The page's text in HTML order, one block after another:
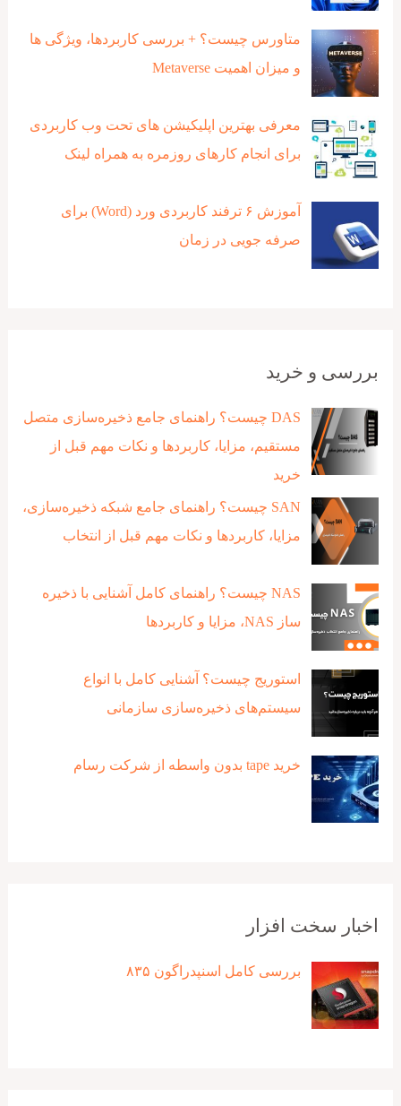
متاورس چیست؟ + بررسی کاربردها، ویژگی ها
و میزان اهمیت Metaverse
معرفی بهترین اپلیکیشن های تحت وب کاربردی
برای انجام کارهای روزمره به همراه لینک
آموزش ۶ ترفند کاربردی ورد (Word) برای
صرفه جویی در زمان
بررسی و خرید
DAS چیست؟ راهنمای جامع ذخیره‌سازی متصل
مستقیم، مزایا، کاربردها و نکات مهم قبل از
خرید
SAN چیست؟ راهنمای جامع شبکه ذخیره‌سازی،
مزایا، کاربردها و نکات مهم قبل از انتخاب
NAS چیست؟ راهنمای کامل آشنایی با ذخیره‌
ساز NAS، مزایا و کاربردها
استوریج چیست؟ آشنایی کامل با انواع
سیستم‌های ذخیره‌سازی سازمانی
خرید tape بدون واسطه از شرکت رسام
اخبار سخت افزار
بررسی کامل اسنپدراگون ۸۳۵